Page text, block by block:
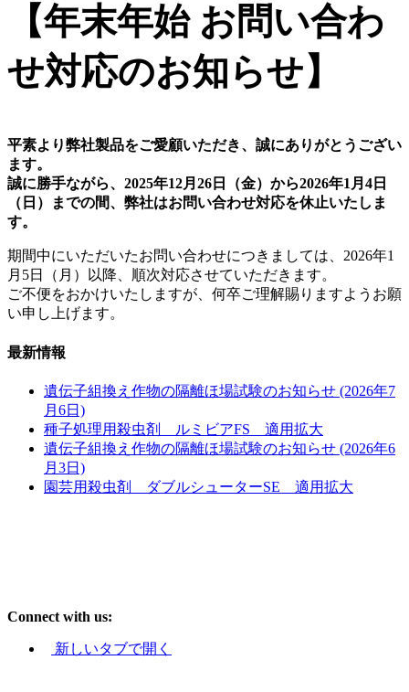
【年末年始 お問い合わ
せ対応のお知らせ】
平素より弊社製品をご愛顧いただき、誠にありがとうござい
ます。
誠に勝手ながら、2025年12月26日（金）から2026年1月4日
（日）までの間、弊社はお問い合わせ対応を休止いたしま
す。
期間中にいただいたお問い合わせにつきましては、2026年1
月5日（月）以降、順次対応させていただきます。
ご不便をおかけいたしますが、何卒ご理解賜りますようお願
い申し上げます。
最新情報
遺伝子組換え作物の隔離ほ場試験のお知らせ (2026年7
月6日)
種子処理用殺虫剤 ルミビアFS 適用拡大
遺伝子組換え作物の隔離ほ場試験のお知らせ (2026年6
月3日)
園芸用殺虫剤 ダブルシューターSE 適用拡大
Connect with us:
新しいタブで開く